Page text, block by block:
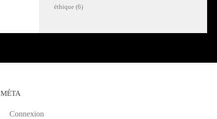
éthique (6)
MÉTA
Connexion